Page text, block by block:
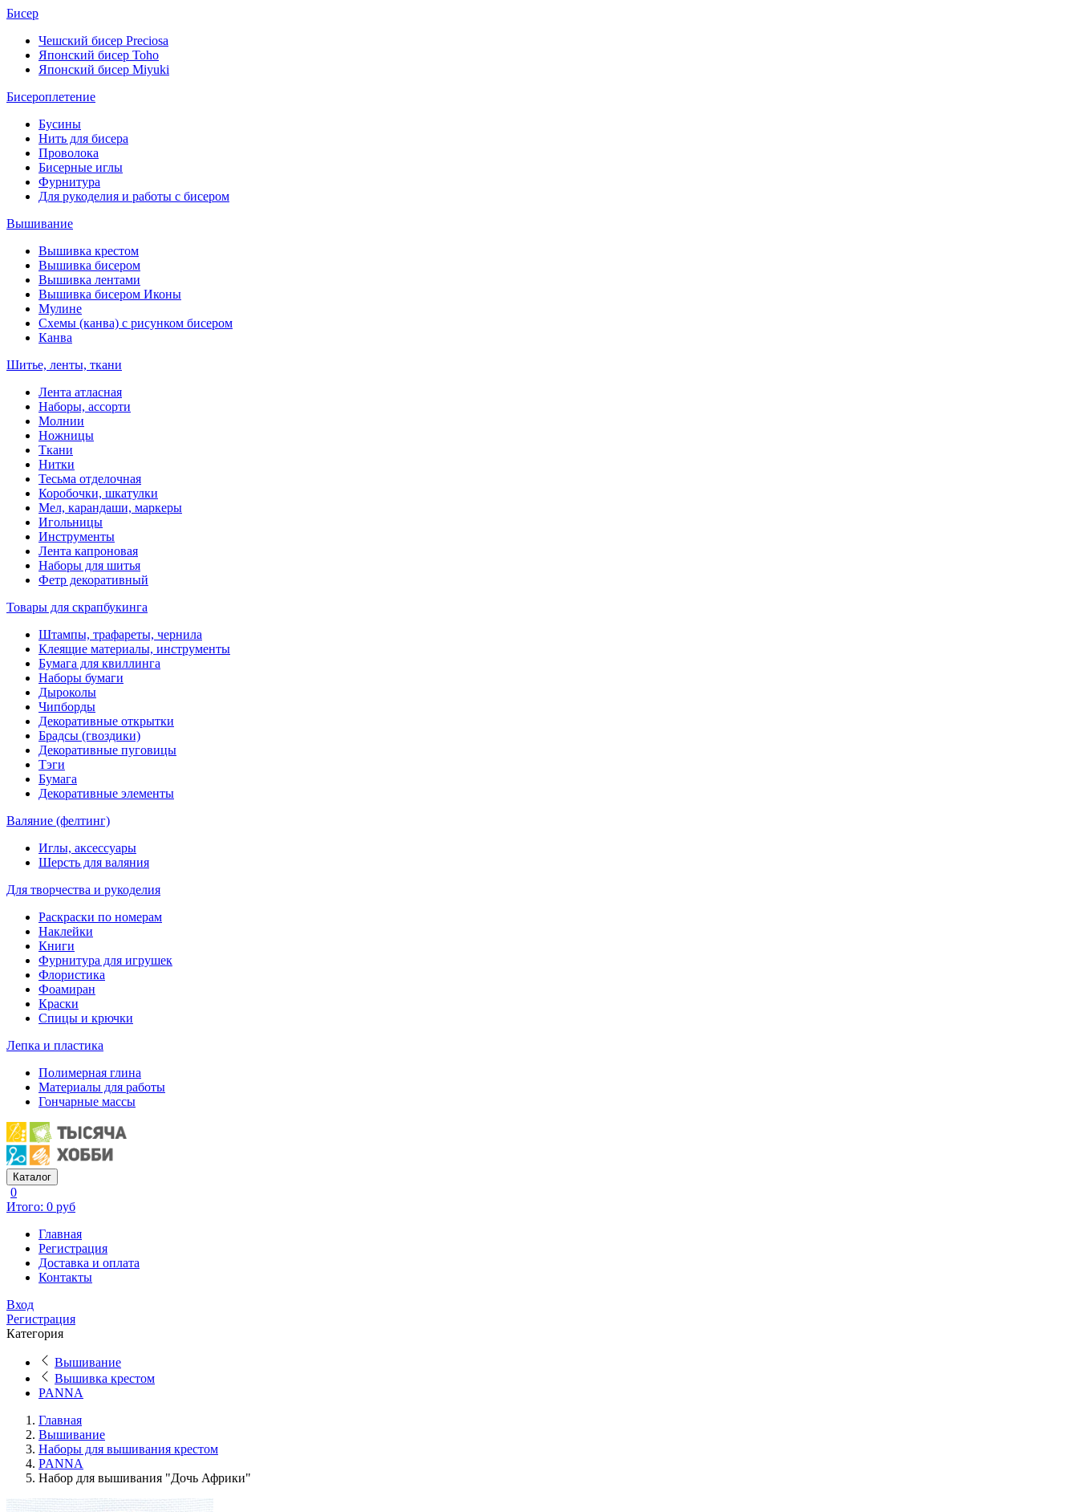
Бисер
Чешский бисер Preciosa
Японский бисер Toho
Японский бисер Miyuki
Бисероплетение
Бусины
Нить для бисера
Проволока
Бисерные иглы
Фурнитура
Для рукоделия и работы с бисером
Вышивание
Вышивка крестом
Вышивка бисером
Вышивка лентами
Вышивка бисером Иконы
Мулине
Схемы (канва) с рисунком бисером
Канва
Шитье, ленты, ткани
Лента атласная
Наборы, ассорти
Молнии
Ножницы
Ткани
Нитки
Тесьма отделочная
Коробочки, шкатулки
Мел, карандаши, маркеры
Игольницы
Инструменты
Лента капроновая
Наборы для шитья
Фетр декоративный
Товары для скрапбукинга
Штампы, трафареты, чернила
Клеящие материалы, инструменты
Бумага для квиллинга
Наборы бумаги
Дыроколы
Чипборды
Декоративные открытки
Брадсы (гвоздики)
Декоративные пуговицы
Тэги
Бумага
Декоративные элементы
Валяние (фелтинг)
Иглы, аксессуары
Шерсть для валяния
Для творчества и рукоделия
Раскраски по номерам
Наклейки
Книги
Фурнитура для игрушек
Флористика
Фоамиран
Краски
Спицы и крючки
Лепка и пластика
Полимерная глина
Материалы для работы
Гончарные массы
Каталог
0
Итого: 0 руб
Главная
Регистрация
Доставка и оплата
Контакты
Вход
Регистрация
Категория
Вышивание
Вышивка крестом
PANNA
Главная
Вышивание
Наборы для вышивания крестом
PANNA
Набор для вышивания "Дочь Африки"